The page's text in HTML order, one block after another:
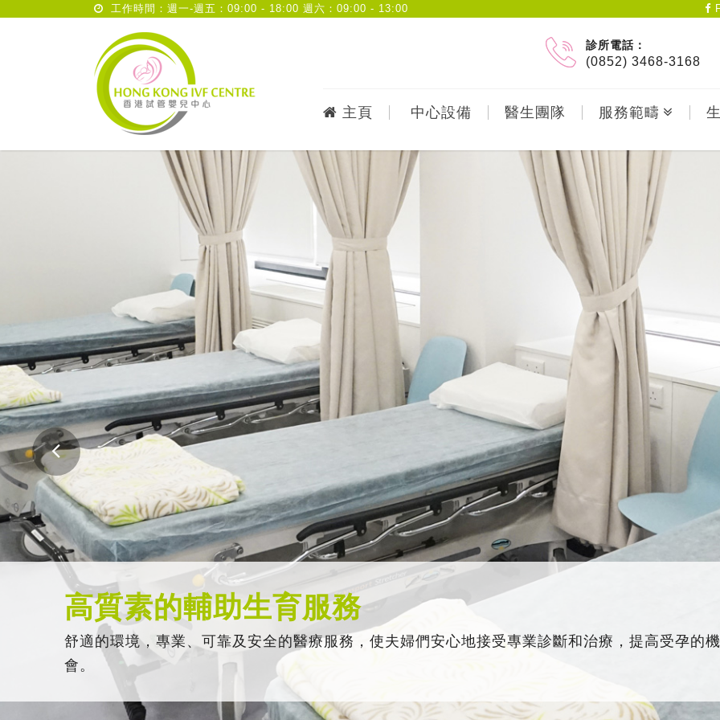
工作時間：週一-週五：09:00 - 18:00 週六：09:00 - 13:00
診所電話：
(0852) 3468-3168
主頁 中心設備 醫生團隊 服務範疇
高質素的輔助生育服務
舒適的環境，專業、可靠及安全的醫療服務，使夫婦們安心地接受專業診斷和治療，提高受孕的機
會。